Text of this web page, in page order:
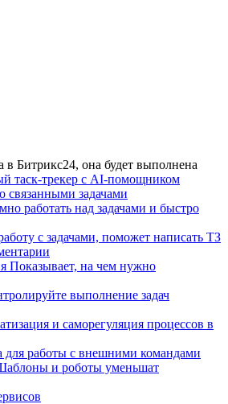
в Битрикс24, она будет выполнена
таск-трекер с AI-помощником
связанными задачами
работать над задачами и быстро
с задачами, поможет написать ТЗ
Показывает, на чем нужно
выполнение задач
и саморегуляция процессов в
для работы с внешними командами
и роботы уменьшат